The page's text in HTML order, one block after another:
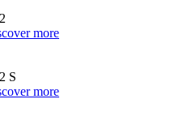
more
S
more